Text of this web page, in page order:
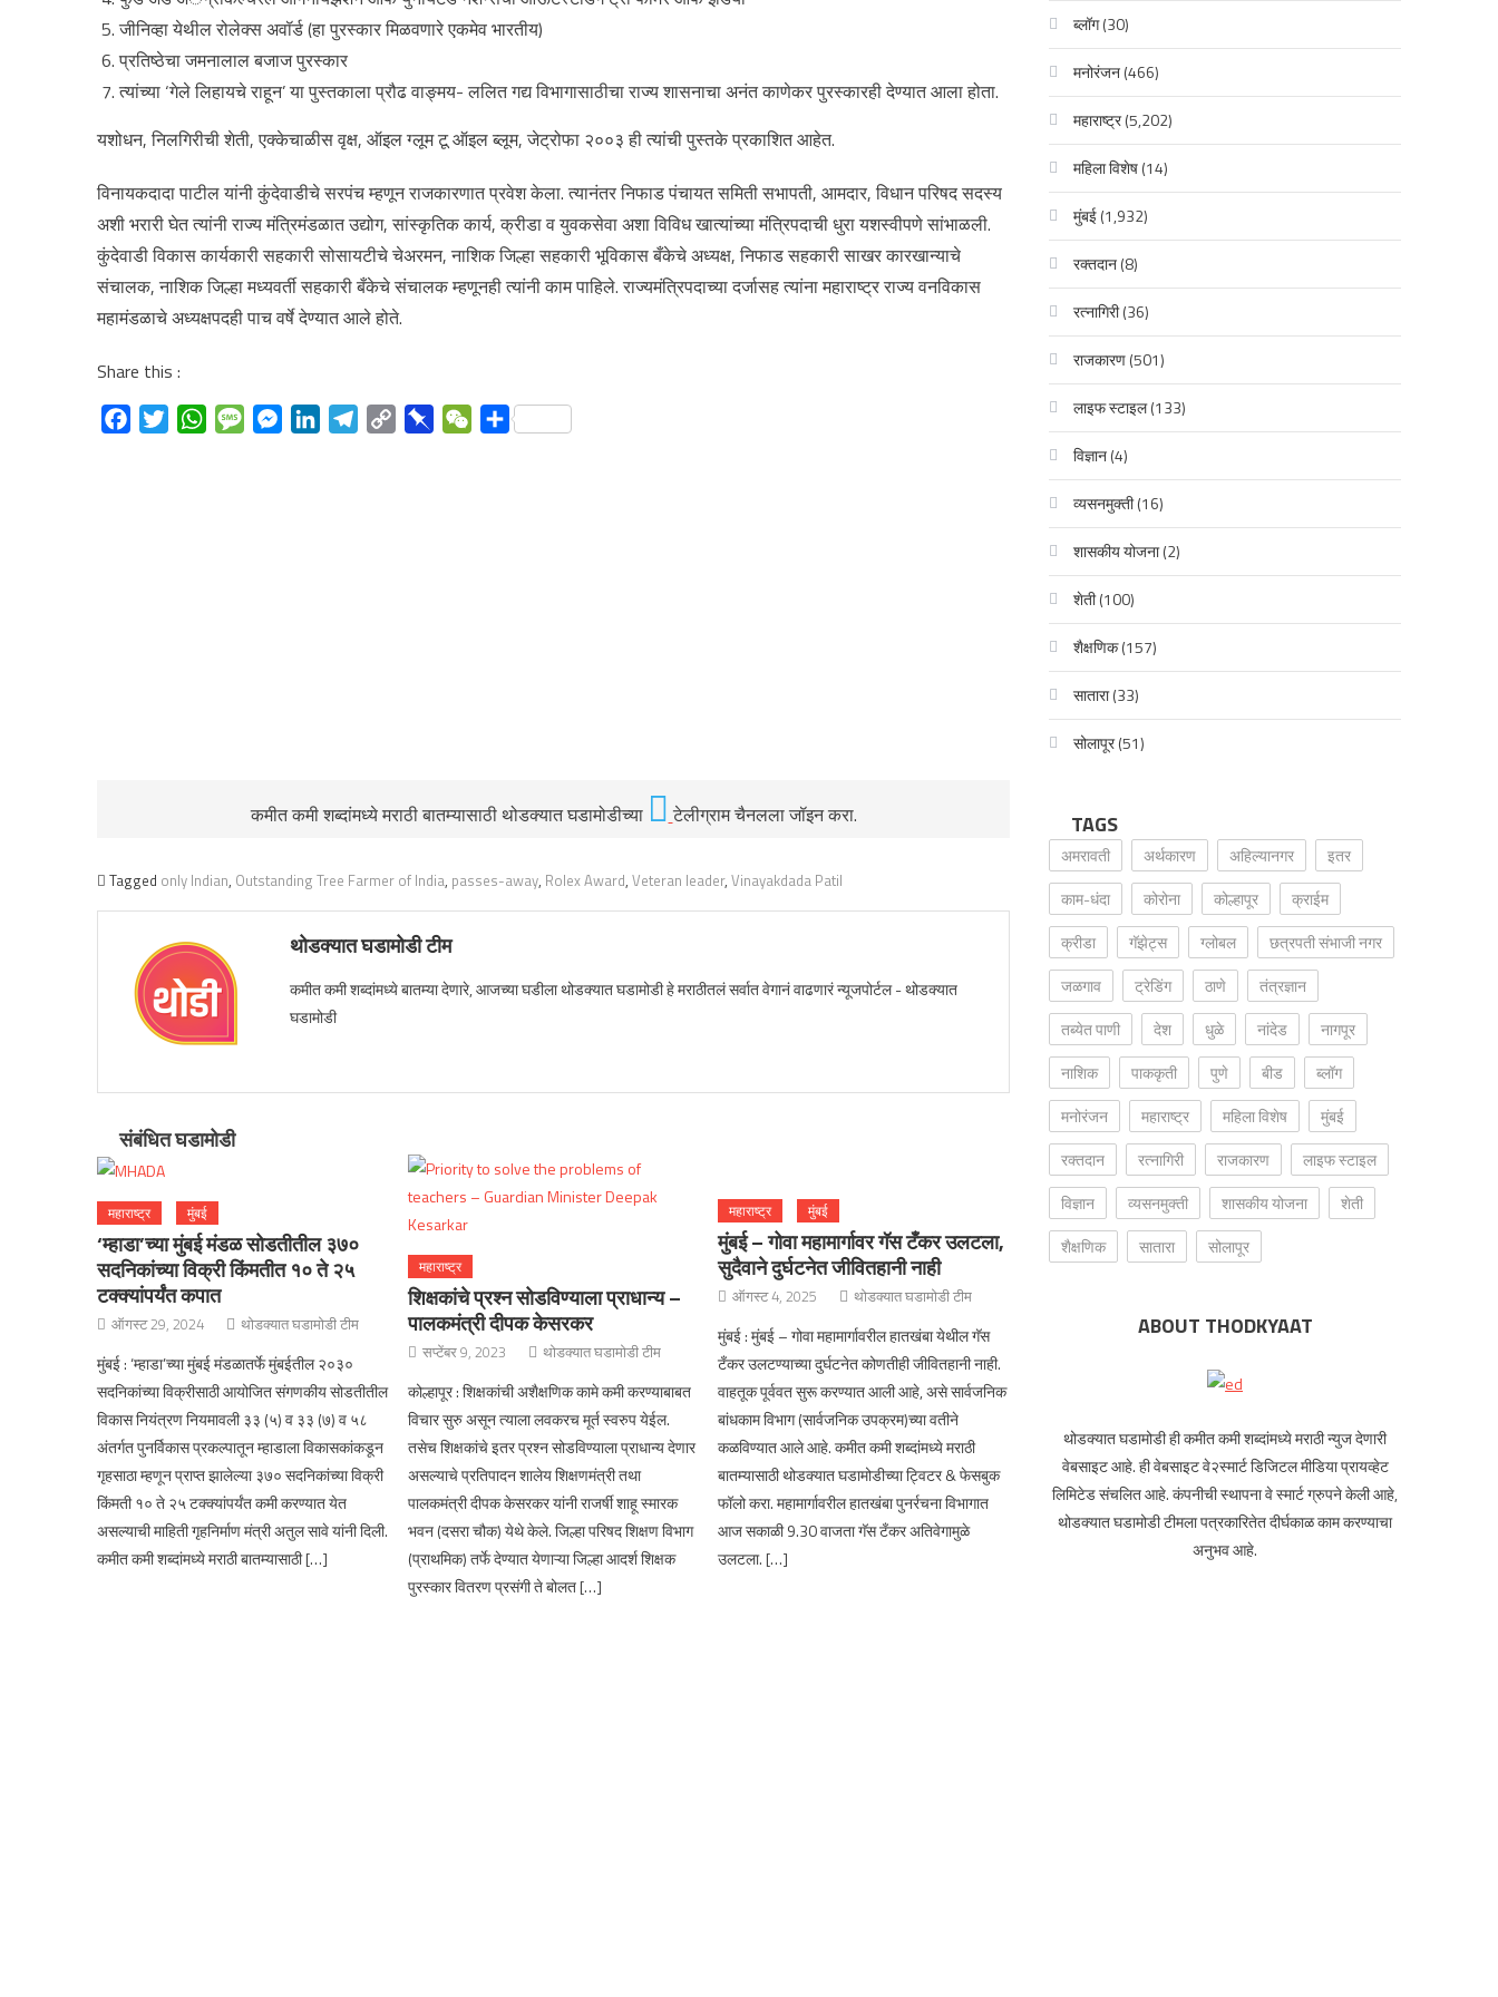
जीनिव्हा येथील रोलेक्स अवॉर्ड (हा पुरस्कार मिळवणारे एकमेव भारतीय)
प्रतिष्ठेचा जमनालाल बजाज पुरस्कार
त्यांच्या ‘गेले लिहायचे राहून’ या पुस्तकाला प्रौढ वाङ्मय- ललित गद्य विभागासाठीचा राज्य शासनाचा अनंत काणेकर पुरस्कारही देण्यात आला होता.
यशोधन, निलगिरीची शेती, एक्केचाळीस वृक्ष, ऑइल ग्लूम टू ऑइल ब्लूम, जेट्रोफा २००३ ही त्यांची पुस्तके प्रकाशित आहेत.
विनायकदादा पाटील यांनी कुंदेवाडीचे सरपंच म्हणून राजकारणात प्रवेश केला. त्यानंतर निफाड पंचायत समिती सभापती, आमदार, विधान परिषद सदस्य
अशी भरारी घेत त्यांनी राज्य मंत्रिमंडळात उद्योग, सांस्कृतिक कार्य, क्रीडा व युवकसेवा अशा विविध खात्यांच्या मंत्रिपदाची धुरा यशस्वीपणे सांभाळली.
कुंदेवाडी विकास कार्यकारी सहकारी सोसायटीचे चेअरमन, नाशिक जिल्हा सहकारी भूविकास बँकेचे अध्यक्ष, निफाड सहकारी साखर कारखान्याचे
संचालक, नाशिक जिल्हा मध्यवर्ती सहकारी बँकेचे संचालक म्हणूनही त्यांनी काम पाहिले. राज्यमंत्रिपदाच्या दर्जासह त्यांना महाराष्ट्र राज्य वनविकास
महामंडळाचे अध्यक्षपदही पाच वर्षे देण्यात आले होते.
Share this :
FacebookTwitterWhatsAppMessageMessengerLinkedInTelegram
Copy
PinboardWeChatShare
कमीत कमी शब्दांमध्ये मराठी बातम्यासाठी थोडक्यात घडामोडीच्या टेलीग्राम चैनलला जॉइन करा.
Tagged only Indian, Outstanding Tree Farmer of India, passes-away, Rolex Award, Veteran leader, Vinayakdada Patil
थोडक्यात घडामोडी टीम
कमीत कमी शब्दांमध्ये बातम्या देणारे, आजच्या घडीला थोडक्यात घडामोडी हे मराठीतलं सर्वात वेगानं वाढणारं न्यूजपोर्टल - थोडक्यात
घडामोडी
संबंधित घडामोडी
महाराष्ट्र मुंबई
‘म्हाडा’च्या मुंबई मंडळ सोडतीतील ३७०
सदनिकांच्या विक्री किंमतीत १० ते २५
टक्क्यांपर्यंत कपात
ऑगस्ट 29, 2024 थोडक्यात घडामोडी टीम
मुंबई : ‘म्हाडा’च्या मुंबई मंडळातर्फे मुंबईतील २०३०
सदनिकांच्या विक्रीसाठी आयोजित संगणकीय सोडतीतील
विकास नियंत्रण नियमावली ३३ (५) व ३३ (७) व ५८
अंतर्गत पुनर्विकास प्रकल्पातून म्हाडाला विकासकांकडून
गृहसाठा म्हणून प्राप्त झालेल्या ३७० सदनिकांच्या विक्री
किंमती १० ते २५ टक्क्यांपर्यंत कमी करण्यात येत
असल्याची माहिती गृहनिर्माण मंत्री अतुल सावे यांनी दिली.
कमीत कमी शब्दांमध्ये मराठी बातम्यासाठी […]
महाराष्ट्र
शिक्षकांचे प्रश्न सोडविण्याला प्राधान्य –
पालकमंत्री दीपक केसरकर
सप्टेंबर 9, 2023 थोडक्यात घडामोडी टीम
कोल्हापूर : शिक्षकांची अशैक्षणिक कामे कमी करण्याबाबत
विचार सुरु असून त्याला लवकरच मूर्त स्वरुप येईल.
तसेच शिक्षकांचे इतर प्रश्न सोडविण्याला प्राधान्य देणार
असल्याचे प्रतिपादन शालेय शिक्षणमंत्री तथा
पालकमंत्री दीपक केसरकर यांनी राजर्षी शाहू स्मारक
भवन (दसरा चौक) येथे केले. जिल्हा परिषद शिक्षण विभाग
(प्राथमिक) तर्फे देण्यात येणाऱ्या जिल्हा आदर्श शिक्षक
पुरस्कार वितरण प्रसंगी ते बोलत […]
महाराष्ट्र मुंबई
मुंबई – गोवा महामार्गावर गॅस टँकर उलटला,
सुदैवाने दुर्घटनेत जीवितहानी नाही
ऑगस्ट 4, 2025 थोडक्यात घडामोडी टीम
मुंबई : मुंबई – गोवा महामार्गावरील हातखंबा येथील गॅस
टँकर उलटण्याच्या दुर्घटनेत कोणतीही जीवितहानी नाही.
वाहतूक पूर्ववत सुरू करण्यात आली आहे, असे सार्वजनिक
बांधकाम विभाग (सार्वजनिक उपक्रम)च्या वतीने
कळविण्यात आले आहे. कमीत कमी शब्दांमध्ये मराठी
बातम्यासाठी थोडक्यात घडामोडीच्या ट्विटर & फेसबुक
फॉलो करा. महामार्गावरील हातखंबा पुनर्रचना विभागात
आज सकाळी 9.30 वाजता गॅस टँकर अतिवेगामुळे
उलटला. […]
ब्लॉग(30)
मनोरंजन(466)
महाराष्ट्र(5,202)
महिला विशेष(14)
मुंबई(1,932)
रक्‍तदान(8)
रत्नागिरी(36)
राजकारण(501)
लाइफ स्टाइल(133)
विज्ञान(4)
व्यसनमुक्ती(16)
शासकीय योजना(2)
शेती(100)
शैक्षणिक(157)
सातारा(33)
सोलापूर(51)
TAGS
अमरावती अर्थकारण अहिल्यानगर
इतर
काम-धंदा
कोरोना कोल्हापूर
क्राईम
क्रीडा
गॅझेट्स ग्लोबल
छत्रपती संभाजी नगर
जळगाव
ट्रेडिंग ठाणे
तंत्रज्ञान
तब्येत पाणी
देश धुळे नांदेड
नागपूर
नाशिक
पाककृती पुणे बीड
ब्लॉग
मनोरंजन
महाराष्ट्र महिला विशेष
मुंबई
रक्‍तदान
रत्नागिरी राजकारण
लाइफ स्टाइल
विज्ञान
व्यसनमुक्ती शासकीय योजना
शेती
शैक्षणिक
सातारा सोलापूर
ABOUT THODKYAAT
थोडक्यात घडामोडी ही कमीत कमी शब्दांमध्ये मराठी न्युज देणारी
वेबसाइट आहे. ही वेबसाइट वे२स्मार्ट डिजिटल मीडिया प्रायव्हेट
लिमिटेड संचलित आहे. कंपनीची स्थापना वे स्मार्ट ग्रुपने केली आहे,
थोडक्यात घडामोडी टीमला पत्रकारितेत दीर्घकाळ काम करण्याचा
अनुभव आहे.